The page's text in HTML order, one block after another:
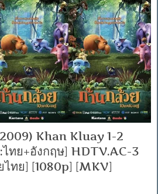
Khan Kluay 1-2
ทย+อังกฤษ] HDTV.AC-3
ไทย] [1080p] [MKV]